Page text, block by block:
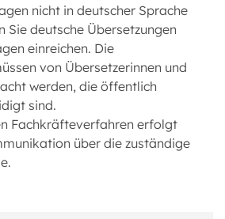
nicht in deutscher Sprache
Sie deutsche Übersetzungen
einreichen. Die
von Übersetzerinnen und
werden, die öffentlich
sind.
Fachkräfteverfahren erfolgt
über die zuständige